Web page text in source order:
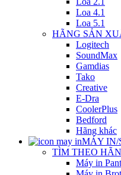
Loa 4.1
Loa 5.1
HÃNG SẢN
Logitech
SoundMax
Gamdias
Tako
Creative
E-Dra
CoolerPlus
Bedford
Hãng khác
MÁY IN/
TÌM THEO
Máy in